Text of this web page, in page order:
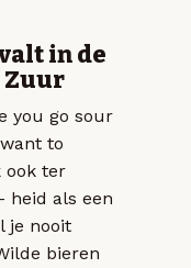
in de
Zuur
you go sour
to
ook ter
heid als een
je nooit
bieren